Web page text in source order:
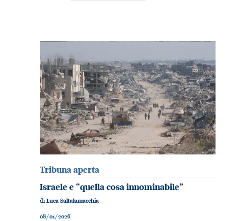
Tribuna aperta
Israele e “quella cosa innominabile”
diLuca Saltalamacchia
08/01/2026